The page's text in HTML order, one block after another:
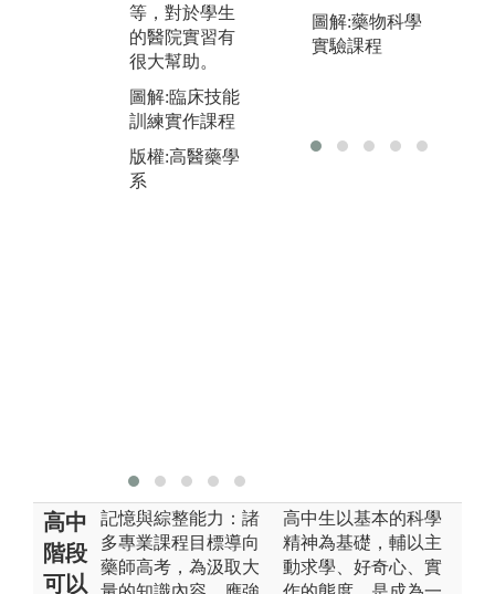
等，對於學生
的醫院實習有
很大幫助。
圖解:臨床技能
訓練實作課程
版權:高醫藥學
系
國阿肯色醫學
大學)實習
圖解:藥物科學
實驗課程
高中
階段
可以
記憶與綜整能力：諸
多專業課程目標導向
藥師高考，為汲取大
高中生以基本的科學
精神為基礎，輔以主
動求學、好奇心、實